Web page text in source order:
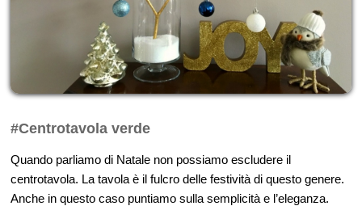
#Centrotavola verde
Quando parliamo di Natale non possiamo escludere il
centrotavola. La tavola è il fulcro delle festività di questo genere.
Anche in questo caso puntiamo sulla semplicità e l’eleganza.